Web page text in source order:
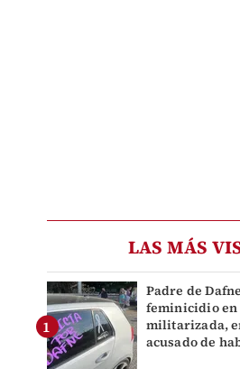
LAS MÁS
Padre de
feminicidio en
militarizada,
acusado de